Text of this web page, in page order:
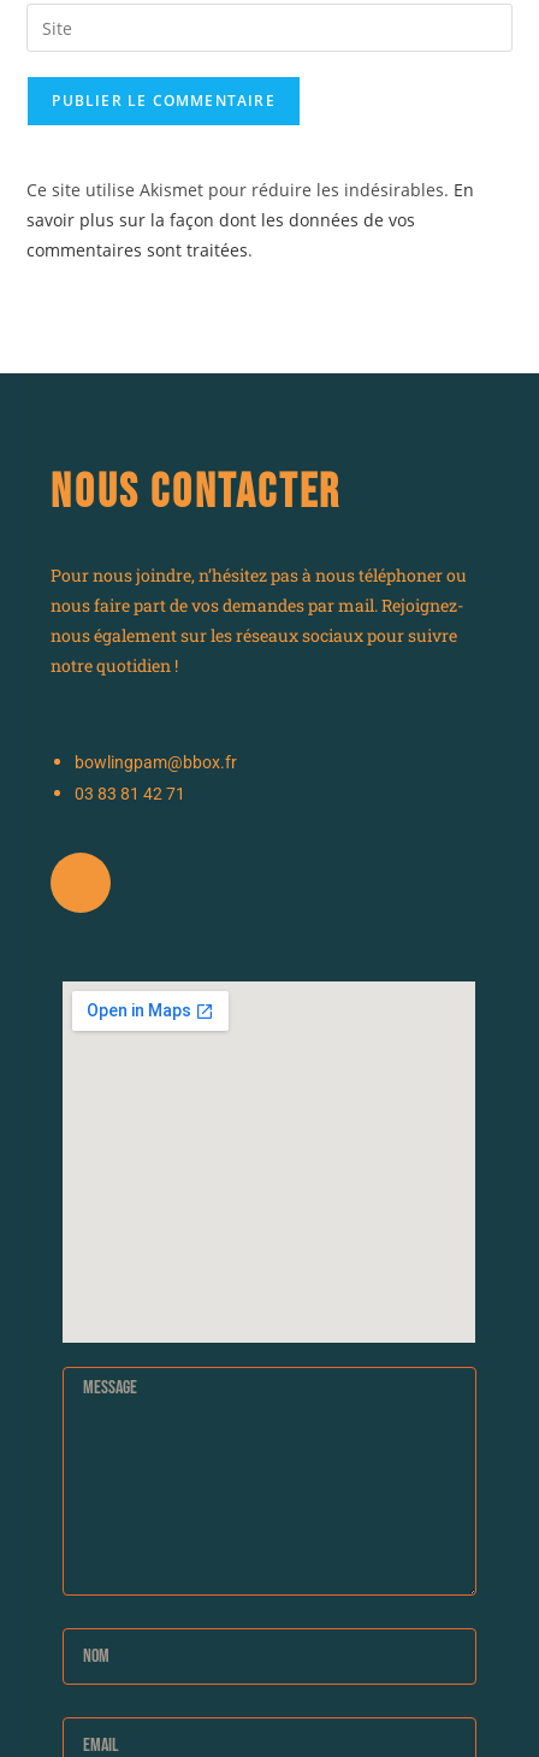
Ce site utilise Akismet pour réduire les indésirables. En
savoir plus sur la façon dont les données de vos
commentaires sont traitées.
NOUS CONTACTER
Pour nous joindre, n’hésitez pas à nous téléphoner ou
nous faire part de vos demandes par mail. Rejoignez-
nous également sur les réseaux sociaux pour suivre
notre quotidien !
bowlingpam@bbox.fr
03 83 81 42 71